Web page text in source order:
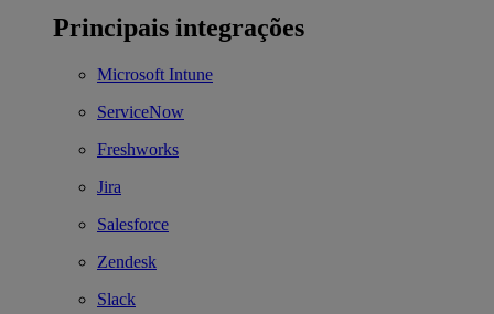
Principais integrações
Microsoft Intune
ServiceNow
Freshworks
Jira
Salesforce
Zendesk
Slack